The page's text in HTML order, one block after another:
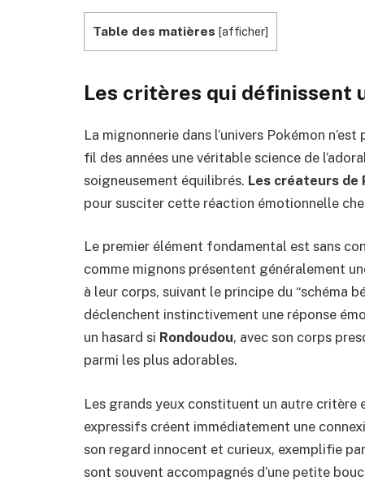
Table des matières [afficher]
Les critères qui définissent
La mignonnerie dans l’univers Pokémon
fil des années une véritable science de
soigneusement équilibrés. Les créateurs de
pour susciter cette réaction émotionnelle
Le premier élément fondamental est sans
comme mignons présentent généralement
à leur corps, suivant le principe du “schéma
déclenchent instinctivement une réponse
un hasard si Rondoudou, avec son corps
parmi les plus adorables.
Les grands yeux constituent un autre critère
expressifs créent immédiatement une
son regard innocent et curieux, exemplifie
sont souvent accompagnés d’une petite